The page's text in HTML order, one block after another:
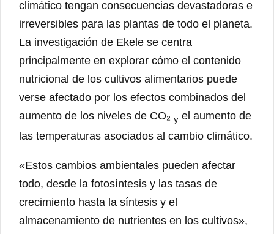
climático tengan consecuencias devastadoras e
irreversibles para las plantas de todo el planeta.
La investigación de Ekele se centra
principalmente en explorar cómo el contenido
nutricional de los cultivos alimentarios puede
verse afectado por los efectos combinados del
aumento de los niveles de CO₂ y el aumento de
las temperaturas asociados al cambio climático.
«Estos cambios ambientales pueden afectar
todo, desde la fotosíntesis y las tasas de
crecimiento hasta la síntesis y el
almacenamiento de nutrientes en los cultivos»,